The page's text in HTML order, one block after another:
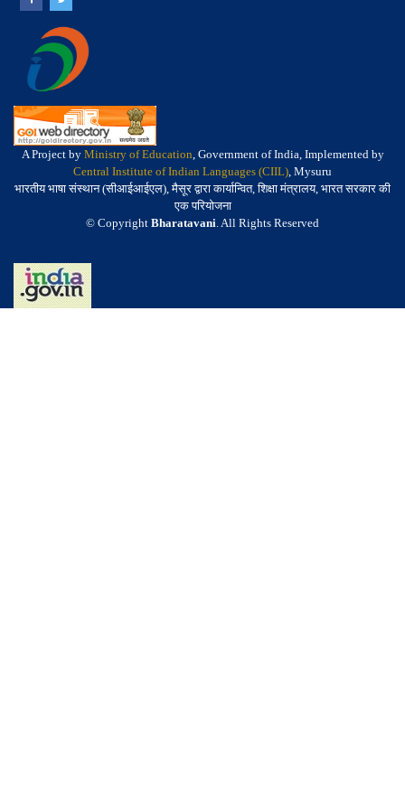
A Project by Ministry of Education, Government of India, Implemented by
Central Institute of Indian Languages (CIIL), Mysuru
भारतीय भाषा संस्थान (सीआईआईएल), मैसूर द्वारा कार्यान्वित, शिक्षा मंत्रालय, भारत सरकार की
एक परियोजना
© Copyright Bharatavani. All Rights Reserved